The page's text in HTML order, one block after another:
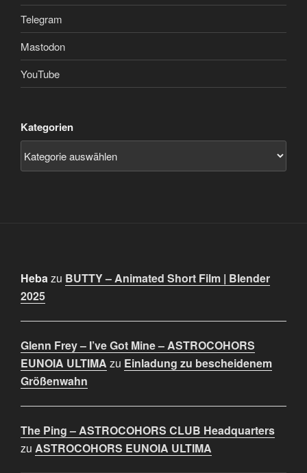
Telegram
Mastodon
YouTube
Kategorien
Hebazu BUTTY – Animated Short Film | Blender
2025
Glenn Frey – I’ve Got Mine – ASTROCOHORS
EUNOIA ULTIMA zu Einladung zu bescheidenem
Größenwahn
The Ping – ASTROCOHORS CLUB Headquarters
zu ASTROCOHORS EUNOIA ULTIMA